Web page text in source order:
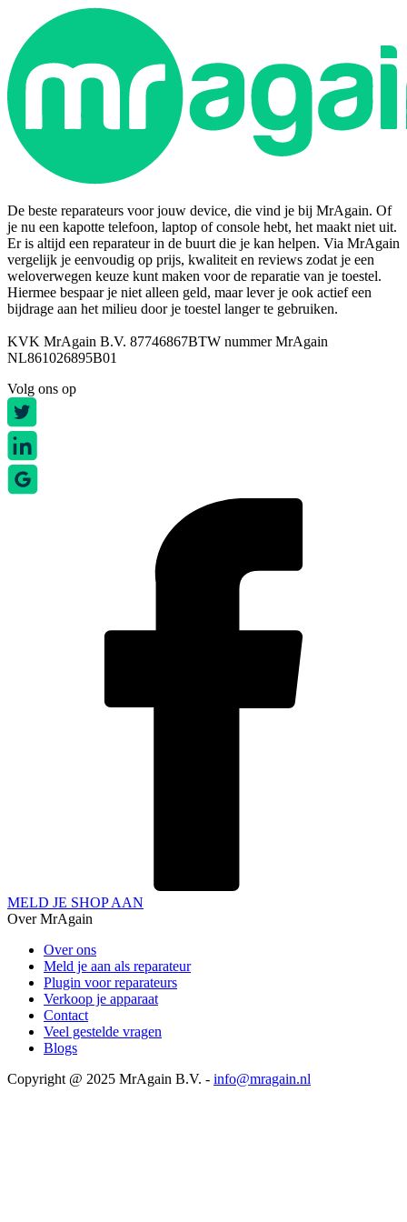
De beste reparateurs voor jouw device, die vind je bij MrAgain. Of
je nu een kapotte telefoon, laptop of console hebt, het maakt niet uit.
Er is altijd een reparateur in de buurt die je kan helpen. Via MrAgain
vergelijk je eenvoudig op prijs, kwaliteit en reviews zodat je een
weloverwegen keuze kunt maken voor de reparatie van je toestel.
Hiermee bespaar je niet alleen geld, maar lever je ook actief een
bijdrage aan het milieu door je toestel langer te gebruiken.
KVK MrAgain B.V. 87746867BTW nummer MrAgain
NL861026895B01
Volg ons op
MELD JE SHOP AAN
Over MrAgain
Over ons
Meld je aan als reparateur
Plugin voor reparateurs
Verkoop je apparaat
Contact
Veel gestelde vragen
Blogs
Copyright @ 2025 MrAgain B.V. - info@mragain.nl